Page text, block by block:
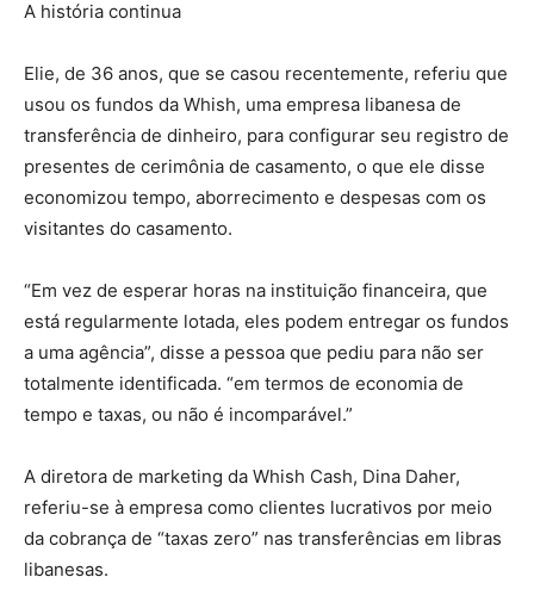
A história continua
Elie, de 36 anos, que se casou recentemente, referiu que
usou os fundos da Whish, uma empresa libanesa de
transferência de dinheiro, para configurar seu registro de
presentes de cerimônia de casamento, o que ele disse
economizou tempo, aborrecimento e despesas com os
visitantes do casamento.
“Em vez de esperar horas na instituição financeira, que
está regularmente lotada, eles podem entregar os fundos
a uma agência”, disse a pessoa que pediu para não ser
totalmente identificada. “em termos de economia de
tempo e taxas, ou não é incomparável.”
A diretora de marketing da Whish Cash, Dina Daher,
referiu-se à empresa como clientes lucrativos por meio
da cobrança de “taxas zero” nas transferências em libras
libanesas.